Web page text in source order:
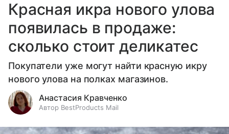
Красная икра нового улова
появилась в продаже:
сколько стоит деликатес
Покупатели уже могут найти красную икру
нового улова на полках магазинов.
Анастасия Кравченко
Автор BestProducts Mail